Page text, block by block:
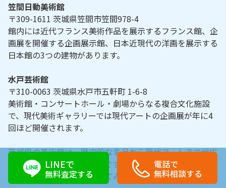
LINEで
無料査定する
電話で
無料相談する
笠間日動美術館
〒309-1611 茨城県笠間市笠間978-4
館内には近代フランス美術作品を展示するフランス館、企
画展を開催する企画展示館、日本近現代の洋画を展示する
日本館の3つの建物があります。
水戸芸術館
〒310-0063 茨城県水戸市五軒町 1-6-8
美術館・コンサートホール・劇場からなる複合文化施設
で、現代美術ギャラリーでは現代アートの企画展が年に4
回ほど開催されます。
茨城県の美術館は、歴史的な名品から現代アートまで幅広
いジャンルを楽しめる場所です。皆さんもぜひ訪れて、素
晴らしい芸術作品を堪能してみてください。